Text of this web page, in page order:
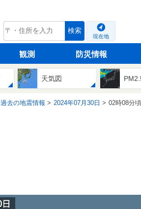
tenki.jp 検索
現在地
観測 防災情報
天気図
過去の地震情報 2024年07月30日 02時08分